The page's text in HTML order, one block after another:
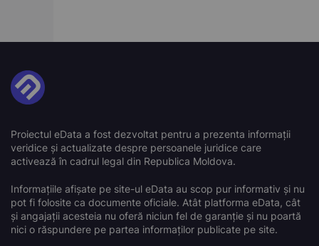
Proiectul eData a fost dezvoltat pentru a prezenta informații
veridice și actualizate despre persoanele juridice care
activează în cadrul legal din Republica Moldova.
Informațiile afișate pe site-ul eData au scop pur informativ și nu
pot fi folosite ca documente oficiale. Atât platforma eData, cât
și angajații acesteia nu oferă niciun fel de garanție și nu poartă
nici o răspundere pe partea informaților publicate pe site.